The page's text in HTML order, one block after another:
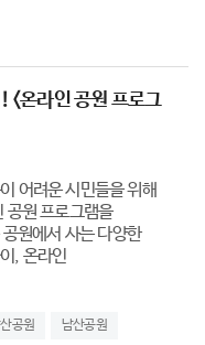
<온라인 공원 프로그
어려운 시민들을 위해
공원 프로그램을
원에서 사는 다양한
, 온라인
공원 남산공원